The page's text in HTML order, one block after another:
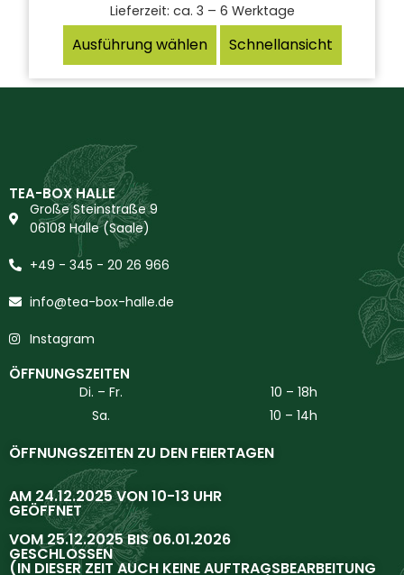
Lieferzeit: ca. 3 – 6 Werktage
Ausführung wählen Schnellansicht
TEA-BOX HALLE
Große Steinstraße 9
06108 Halle (Saale)
+49 - 345 - 20 26 966
info@tea-box-halle.de
Instagram
ÖFFNUNGSZEITEN
Di. – Fr.
10 – 18h
Sa.
10 – 14h
ÖFFNUNGSZEITEN ZU DEN FEIERTAGEN
AM 24.12.2025 VON 10-13 UHR
GEÖFFNET
VOM 25.12.2025 BIS 06.01.2026
GESCHLOSSEN
(IN DIESER ZEIT AUCH KEINE AUFTRAGSBEARBEITUNG